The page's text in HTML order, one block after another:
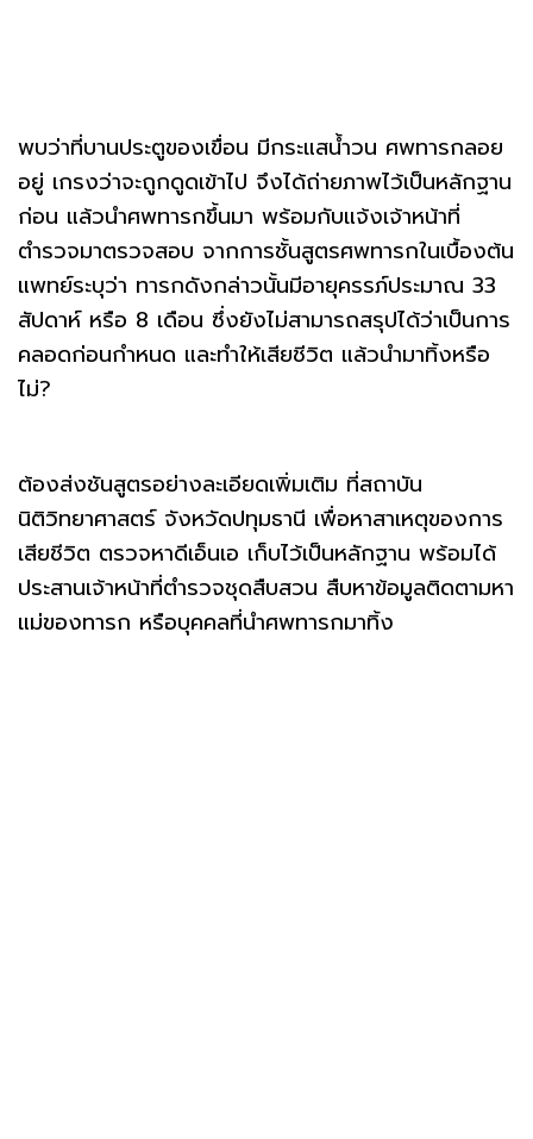
พบว่าที่บานประตูของเขื่อน มีกระแสน้ำวน ศพทารกลอย
อยู่ เกรงว่าจะถูกดูดเข้าไป จึงได้ถ่ายภาพไว้เป็นหลักฐาน
ก่อน แล้วนำศพทารกขึ้นมา พร้อมกับแจ้งเจ้าหน้าที่
ตำรวจมาตรวจสอบ จากการชั้นสูตรศพทารกในเบื้องต้น
แพทย์ระบุว่า ทารกดังกล่าวนั้นมีอายุครรภ์ประมาณ 33
สัปดาห์ หรือ 8 เดือน ซึ่งยังไม่สามารถสรุปได้ว่าเป็นการ
คลอดก่อนกำหนด และทำให้เสียชีวิต แล้วนำมาทิ้งหรือ
ไม่?
ต้องส่งชันสูตรอย่างละเอียดเพิ่มเติม ที่สถาบัน
นิติวิทยาศาสตร์ จังหวัดปทุมธานี เพื่อหาสาเหตุของการ
เสียชีวิต ตรวจหาดีเอ็นเอ เก็บไว้เป็นหลักฐาน พร้อมได้
ประสานเจ้าหน้าที่ตำรวจชุดสืบสวน สืบหาข้อมูลติดตามหา
แม่ของทารก หรือบุคคลที่นำศพทารกมาทิ้ง